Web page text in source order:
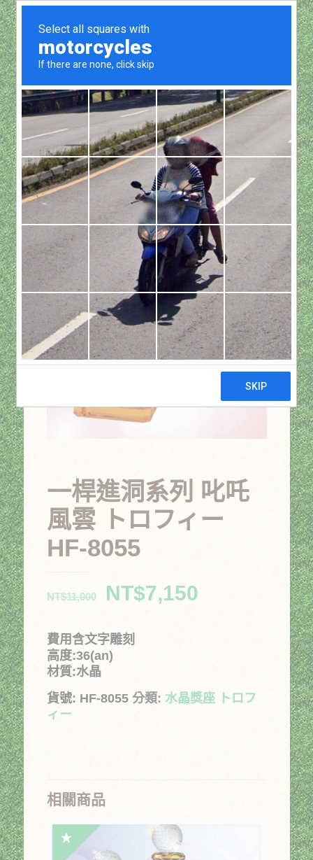
Show all
一桿進洞系列 叱吒
風雲 トロフィー
HF-8055
NT$11,000
原
價
格：
NT$7,150目
NT$7,150。
費用含文字雕刻
高度:36(an)
材質:水晶
貨號: HF-8055 分類: 水晶獎座 トロフ
ィー
相關商品